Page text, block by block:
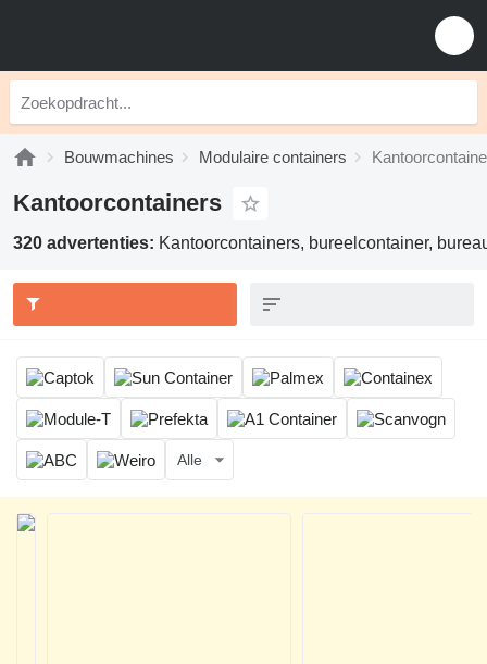
Bouwmachines Modulaire containers
Kantoorcontainers
320 advertenties: Kantoorcontainers, bureelcontainer,
Alle